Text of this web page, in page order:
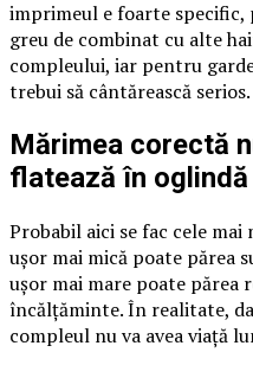
imprimeul e foarte specific,
greu de combinat cu alte
compleului, iar pentru
trebui să cântărească serios.
Mărimea corectă
flatează în
Probabil aici se fac cele
ușor mai mică poate părea
ușor mai mare poate părea
încălțăminte. În realitate,
compleul nu va avea viață